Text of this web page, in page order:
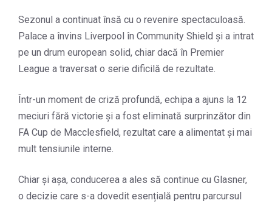
Sezonul a continuat însă cu o revenire spectaculoasă.
Palace a învins Liverpool în Community Shield și a intrat
pe un drum european solid, chiar dacă în Premier
League a traversat o serie dificilă de rezultate.
Într-un moment de criză profundă, echipa a ajuns la 12
meciuri fără victorie și a fost eliminată surprinzător din
FA Cup de Macclesfield, rezultat care a alimentat și mai
mult tensiunile interne.
Chiar și așa, conducerea a ales să continue cu Glasner,
o decizie care s-a dovedit esențială pentru parcursul